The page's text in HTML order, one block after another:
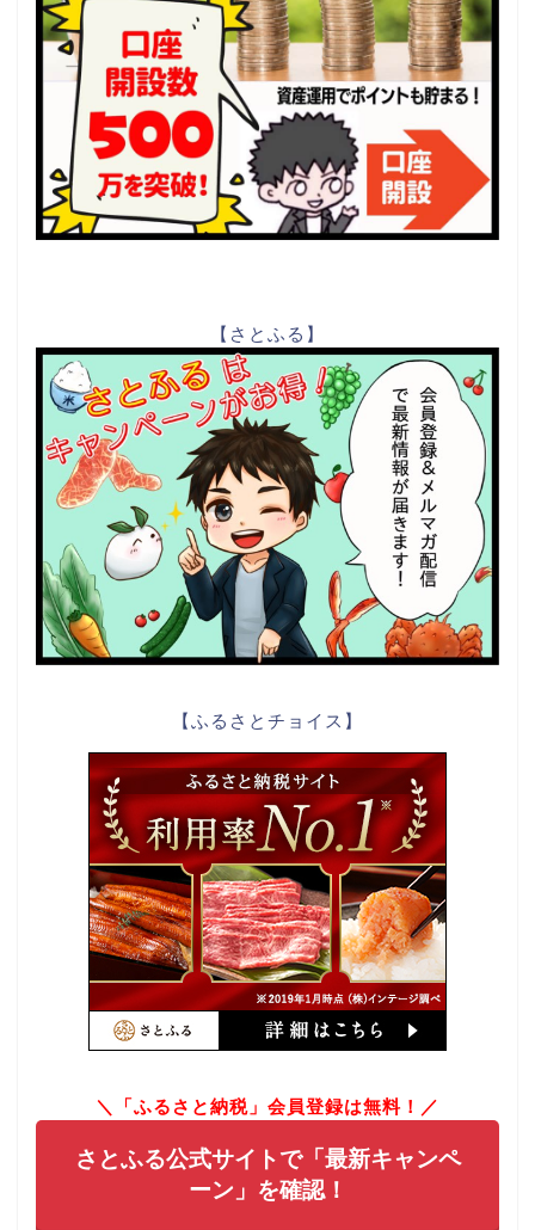
【さとふる】
【ふるさとチョイス】
＼「ふるさと納税」会員登録は無料！／
さとふる公式サイトで「最新キャンペ
ーン」を確認！